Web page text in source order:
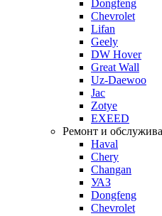
Dongfeng
Chevrolet
Lifan
Geely
DW Hover
Great Wall
Uz-Daewoo
Jac
Zotye
EXEED
Ремонт и
Haval
Chery
Changan
УАЗ
Dongfeng
Chevrolet